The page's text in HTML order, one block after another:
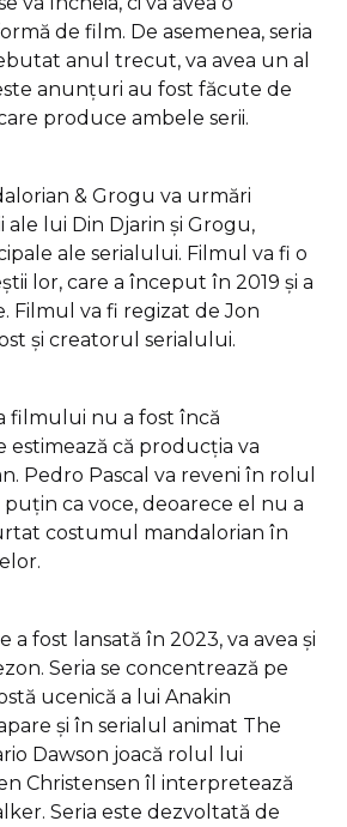
de film. De asemenea, seria
anul trecut, va avea un al
anunțuri au fost făcute de
produce ambele serii.
& Grogu va urmări
lui Din Djarin și Grogu,
ale serialului. Filmul va fi o
lor, care a început în 2019 și a
Filmul va fi regizat de Jon
și creatorul serialului.
filmului nu a fost încă
estimează că producția va
Pedro Pascal va reveni în rolul
puțin ca voce, deoarece el nu a
costumul mandalorian în
a fost lansată în 2023, va avea și
Seria se concentrează pe
ucenică a lui Anakin
și în serialul animat The
Dawson joacă rolul lui
Christensen îl interpretează
Seria este dezvoltată de